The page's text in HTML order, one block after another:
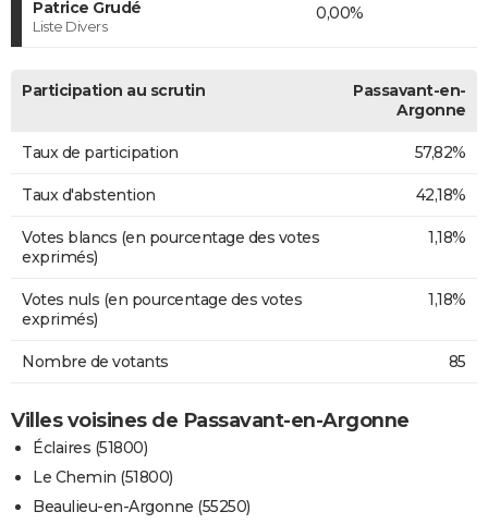
Patrice Grudé
Liste Divers
0,00%
Participation au scrutin
Passavant-en-
Argonne
Taux de participation 57,82%
Taux d'abstention 42,18%
Votes blancs (en pourcentage des votes
exprimés)
1,18%
Votes nuls (en pourcentage des votes
exprimés)
1,18%
Nombre de votants 85
Villes voisines de Passavant-en-Argonne
Éclaires (51800)
Le Chemin (51800)
Beaulieu-en-Argonne (55250)